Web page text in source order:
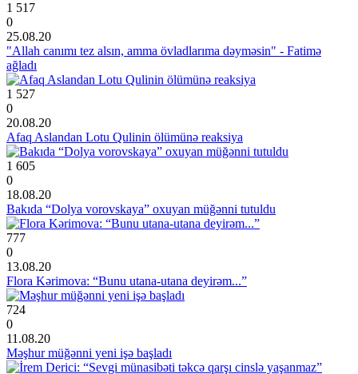
1 517
0
25.08.20
"Allah canımı tez alsın, amma övladlarıma dəyməsin" - Fatimə
ağladı
1 527
0
20.08.20
Afaq Aslandan Lotu Qulinin ölümünə reaksiya
1 605
0
18.08.20
Bakıda “Dolya vorovskaya” oxuyan müğənni tutuldu
777
0
13.08.20
Flora Kərimova: “Bunu utana-utana deyirəm...”
724
0
11.08.20
Məşhur müğənni yeni işə başladı